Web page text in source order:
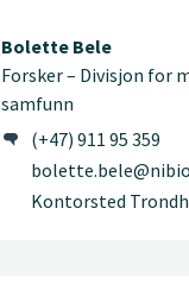
Bolette Bele
Forsker – Divisjon for
samfunn
(+47) 911 95 359
Kontorsted